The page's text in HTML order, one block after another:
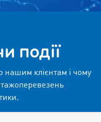
події
нашим клієнтам і чому